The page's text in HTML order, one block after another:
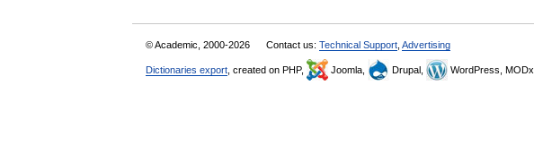
© Academic, 2000-2026 Contact us: Technical Support Advertising
Dictionaries export , created on PHP, Joomla, Drupal, WordPress, MODx.